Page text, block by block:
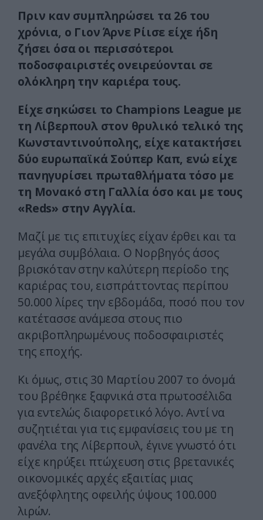
Πριν καν συμπληρώσει τα 26 του
χρόνια, ο Γιον Άρνε Ρίισε είχε ήδη
ζήσει όσα οι περισσότεροι
ποδοσφαιριστές ονειρεύονται σε
ολόκληρη την καριέρα τους.
Είχε σηκώσει το Champions League με
τη Λίβερπουλ στον θρυλικό τελικό της
Κωνσταντινούπολης, είχε κατακτήσει
δύο ευρωπαϊκά Σούπερ Καπ, ενώ είχε
πανηγυρίσει πρωταθλήματα τόσο με
τη Μονακό στη Γαλλία όσο και με τους
«Reds» στην Αγγλία.
Μαζί με τις επιτυχίες είχαν έρθει και τα
μεγάλα συμβόλαια. Ο Νορβηγός άσος
βρισκόταν στην καλύτερη περίοδο της
καριέρας του, εισπράττοντας περίπου
50.000 λίρες την εβδομάδα, ποσό που τον
κατέτασσε ανάμεσα στους πιο
ακριβοπληρωμένους ποδοσφαιριστές
της εποχής.
Κι όμως, στις 30 Μαρτίου 2007 το όνομά
του βρέθηκε ξαφνικά στα πρωτοσέλιδα
για εντελώς διαφορετικό λόγο. Αντί να
συζητιέται για τις εμφανίσεις του με τη
φανέλα της Λίβερπουλ, έγινε γνωστό ότι
είχε κηρύξει πτώχευση στις βρετανικές
οικονομικές αρχές εξαιτίας μιας
ανεξόφλητης οφειλής ύψους 100.000
λιρών.